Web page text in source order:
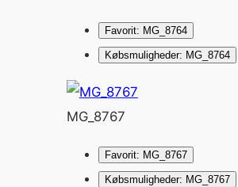
Favorit: MG_8764
Købsmuligheder: MG_8764
MG_8767
Favorit: MG_8767
Købsmuligheder: MG_8767